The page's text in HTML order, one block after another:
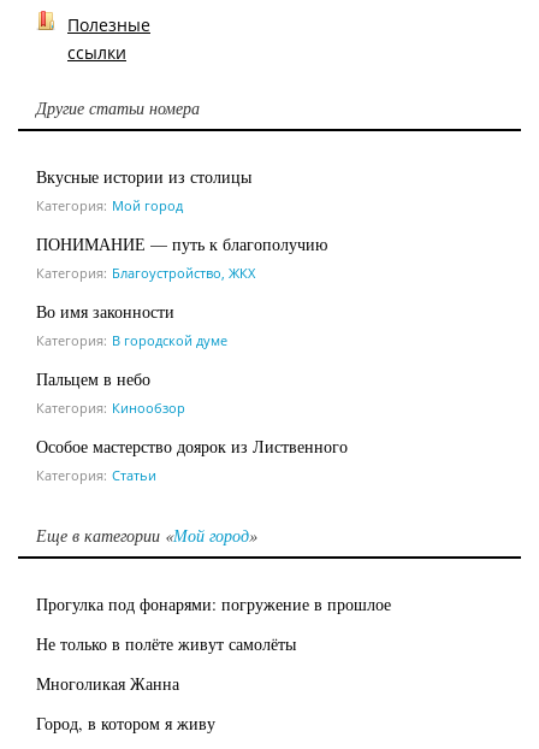
Полезные
ссылки
Другие статьи номера
Вкусные истории из столицы
Категория: Мой город
ПОНИМАНИЕ — путь к благополучию
Категория: Благоустройство, ЖКХ
Во имя законности
Категория: В городской думе
Пальцем в небо
Категория: Кинообзор
Особое мастерство доярок из Лиственного
Категория: Статьи
Еще в категории «Мой город»
Прогулка под фонарями: погружение в прошлое
Не только в полёте живут самолёты
Многоликая Жанна
Город, в котором я живу